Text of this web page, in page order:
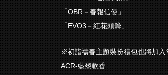
「OBR－春報信使」
「EVO3－紅花頭籌」
※初詣禱春主題裝扮禮包也將加入
ACR-藍黎軟香